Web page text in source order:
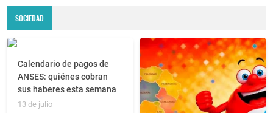
SOCIEDAD
Calendario de pagos de
ANSES: quiénes cobran
sus haberes esta semana
13 de julio